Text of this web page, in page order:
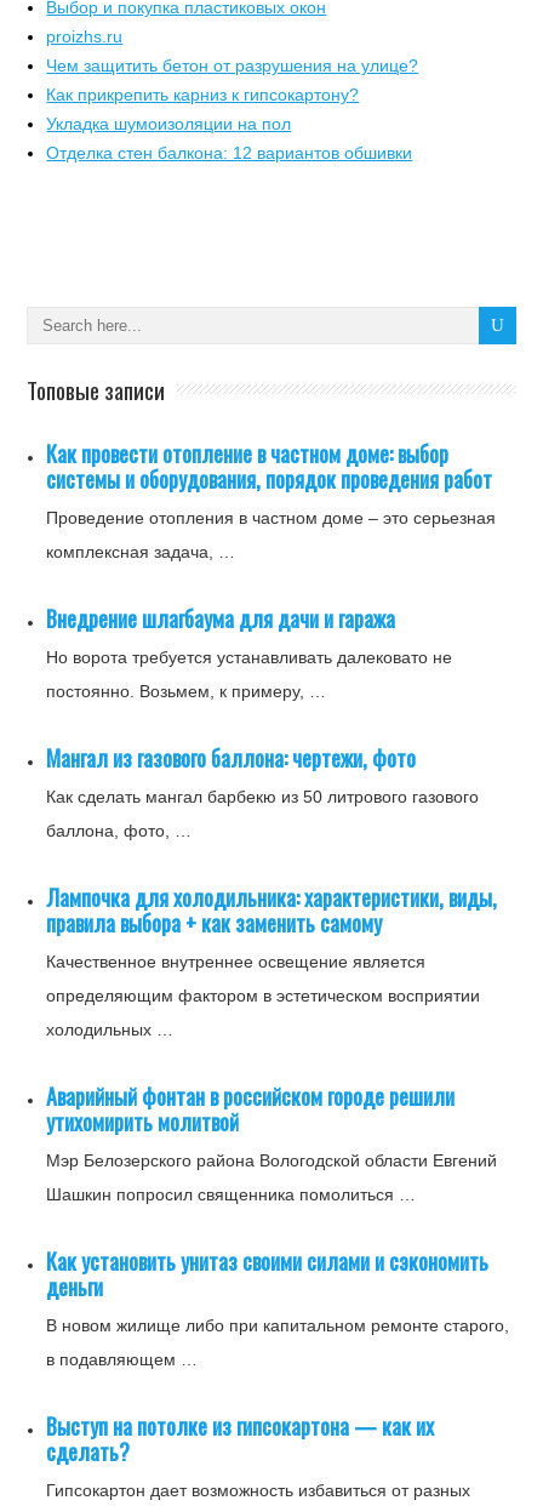
Выбор и покупка пластиковых окон
proizhs.ru
Чем защитить бетон от разрушения на улице?
Как прикрепить карниз к гипсокартону?
Укладка шумоизоляции на пол
Отделка стен балкона: 12 вариантов обшивки
Топовые записи
Как провести отопление в частном доме: выбор
системы и оборудования, порядок проведения работ
Проведение отопления в частном доме – это серьезная
комплексная задача, …
Внедрение шлагбаума для дачи и гаража
Но ворота требуется устанавливать далековато не
постоянно. Возьмем, к примеру, …
Мангал из газового баллона: чертежи, фото
Как сделать мангал барбекю из 50 литрового газового
баллона, фото, …
Лампочка для холодильника: характеристики, виды,
правила выбора + как заменить самому
Качественное внутреннее освещение является
определяющим фактором в эстетическом восприятии
холодильных …
Аварийный фонтан в российском городе решили
утихомирить молитвой
Мэр Белозерского района Вологодской области Евгений
Шашкин попросил священника помолиться …
Как установить унитаз своими силами и сэкономить
деньги
В новом жилище либо при капитальном ремонте старого,
в подавляющем …
Выступ на потолке из гипсокартона — как их
сделать?
Гипсокартон дает возможность избавиться от разных